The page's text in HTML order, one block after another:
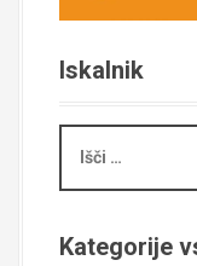
Iskalnik
č
Kategorije